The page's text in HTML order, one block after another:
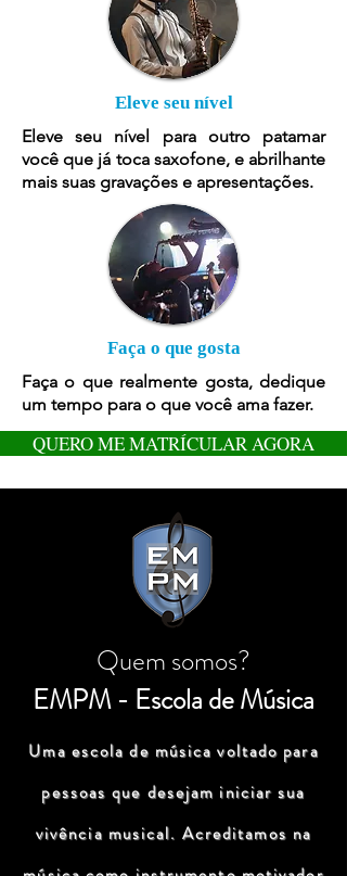
Eleve seu nível
Eleve seu nível para outro patamar
você que já toca saxofone, e abrilhante
mais suas gravações e apresentações.
Faça o que gosta
Faça o que realmente gosta, dedique
um tempo para o que você ama fazer.
QUERO ME MATRÍCULAR AGORA
Quem somos?
EMPM - Escola de Música
Uma escola de música voltado para
pessoas que desejam iniciar sua
vivência musical. Acreditamos na